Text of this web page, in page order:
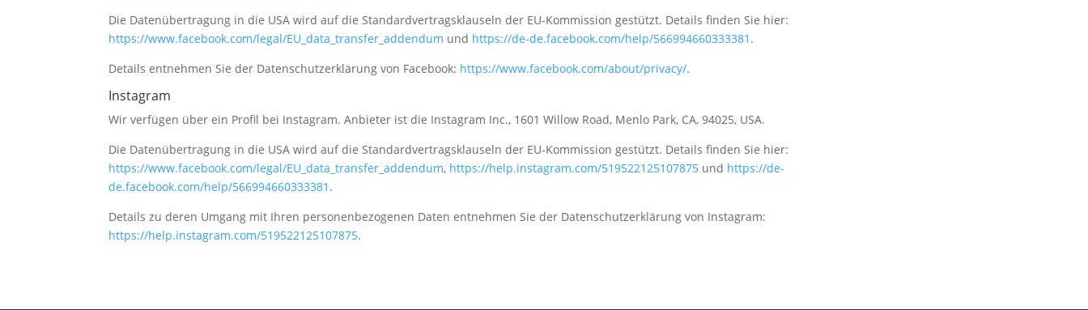
Die Datenübertragung in die USA wird auf die Standardvertragsklauseln der EU-Kommission gestützt. Details finden Sie hier:
https://www.facebook.com/legal/EU_data_transfer_addendum und https://de-de.facebook.com/help/566994660333381 .
Details entnehmen Sie der Datenschutzerklärung von Facebook: https://www.facebook.com/about/privacy/.
Instagram
Wir verfügen über ein Profil bei Instagram. Anbieter ist die Instagram Inc., 1601 Willow Road, Menlo Park, CA, 94025, USA.
Die Datenübertragung in die USA wird auf die Standardvertragsklauseln der EU-Kommission gestützt. Details finden Sie hier:
https://www.facebook.com/legal/EU_data_transfer_addendum, https://help.instagram.com/519522125107875 und https://de-
de.facebook.com/help/566994660333381 .
Details zu deren Umgang mit Ihren personenbezogenen Daten entnehmen Sie der Datenschutzerklärung von Instagram:
https://help.instagram.com/519522125107875.